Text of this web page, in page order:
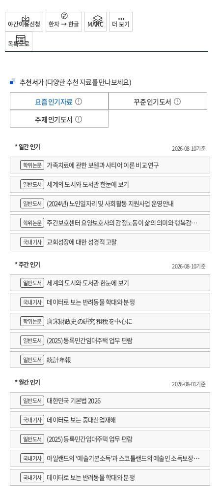
생일 축하 노래를 부르며 누군가의 이름을 기꺼이 불러주겠노라 새로이 다짐하게
되는 「생일」을 감상한 순간 등 둘이 나눈 편지 속에 겹겹이 쌓이는 의미들은 한
편의 영화를 좀 더 깊이 이해하고 공감할 수 있도록 이끈다.
한편으로는 언어를 다루는 시인과 소설가이자 친밀한 두 사람 사이에 오가는 대화
질문에 기꺼이 “인간은 아름다워야 한다고” 답하고, “한 사람이 한 사람의 ‘유일한
청자’가 되어주는 일을 사랑”이라고 정의하기도 하며, ‘싫다’는 말 한마디 앞에서도
“싫은 마음과 좋은 마음은 대개 조금씩 섞여 있고 가끔은 어떤 마음도 우세하지 않은
상태”라고 상세히 설명을 덧붙인다. 일상에서 마주하는 비극들 사이에서
희망을 내미는 두 사람. 독자는 그 희망을 속수무책으로 받아들일 수밖에 없다.
책 속에는 펜으로 애틋한 온기의 마음을 표현하는 봉현 작가의 극장 그림 6컷이
수록되었다. 현존하는 에무시네마, 서울아트시네마, 씨네큐브의 풍경과 지금은
사라진 단성사, 코아아트홀, 명보극장의 그림에는 떠올리기만 해도 기분 좋은
시절의 코멘트가 달렸다. 영화를 보고 서로에게 묻고 듣고 답하고 싶은 것들이
많았던 두 사람의 편지가 이 책을 펼쳐 읽는 당신에게도 틀림없이 다정한 위로로
도착할 것이다.
“구십구 방울의 슬픔이 아니라 한 방울의 기쁨으로 살아가면 좋겠습니다.”
상영 시간표에 맞춰 표를 찾고 어두컴컴한 극장에 들어가 좌석을 찾아 앉는다.
포근한 좌석에 등을 기대고 있으면 영사기에서 한 줄기 빛이 흘러나오며 영화의
시작을 알리는 오프닝이 시작된다. 김현은 혼자 영화관에 가는 것을 위안으로
삼으며 질풍노도의 먹고살기, 사무생활기, 인간관계기를 견뎌왔다. 조해진은 영화
자체를 떠나 스크린 바깥의 것들로 그 영화를 기억하기도 한다. 영화를 본 극장의
분위기, 영화를 볼 때의 마음, 엔딩 곡과 자막을 신호로 현실의 스위치가 켜질 때의
아연함……. 시인은 소설가를 “속마음에 걸려 바깥에서 넘어지는 사람”이라
칭하고, 소설가는 시인에게 “멀리 있어도, 자주 만나지 못해도, 나를 걱정하는
시인님의 다정이 전해”진다고 말한다. 두 사람의 편지는 말하기에는 쑥스러웠던 속
깊은 이야기와 서로를 향한 마음을 꾹꾹 눌러 담아 “글자로 된 우정의 숲”으로
탄생한다.
1부 「상영 시간표를 상영해주세요」에서는 각자 품고 있던 고민에서 시작해
‘슬픔의 형태보다는 기쁨의 방식’을 찾는 방향으로 흐른다. ‘봄의 강아지’처럼
폴짝폴짝 뛰는 시인의 모습을 떠올려본 조해진의 편지에, 김현은 “바다와
기암절벽으로 이루어진 길을 어느 봄날엔가 누나와 함께 걸어도 좋을 것 같다”라고
답한다. 소중한 이를 떠나보낸 상실의 아픔 앞에서 삶의 유한함을 깨닫는 날들
가운데 “환대하고 환대받은 날을, 웃고 떠들며 맛있는 것을 나눠먹고 체온을 나누고
손끝으로 감정을 느끼던 순간들”은 영화 속 명장면처럼 뇌리에 깊게 박혀 삶의
슬픔을 중화시키는 ‘한 방울의 기쁨’이 된다.
“사는 동안 더 많은 기쁨을 누리자”는 다짐은 소소한 사랑의 모습을 구체적인
가까이 어울려 지냈던 친구의 죽음 때문입니다. 산다는 건 기쁨의 흔적들을 남기는
일이며 그런 것들이 살아남은 자들의 슬픔을 중화시키기도 한다는 사실을 처음으로
체감했습니다. 가까운 사람이 홀연히 떠나는 슬픔을 앞으로 몇 번이나 더 경험하게
될까요?
사람의 “유일한 청자”가 되어주는 일을 사랑이라고 말한다면 어떨까요.
[P. 35~36] 어리석게도 그때 나는 말이야, 외로움은 느린 사람에게, 가만히 서 있는
사람에게, 우두커니 앉아 있는 사람에게, 발길을 잘 떼지 않고 한곳을 응시하는
사람에게, 멈춰 있는 사람에게 찾아오는 거라고 믿었어. 활력이 넘쳤지. 근데
외로움과 끝나지 않을 것 같은 결투도 다 힘이 남아돌아야 할 수 있는 거더라. 머리에
새치가 하나둘 생기고 보니 외로워서 뜨거웠던 시절은 지나갔구나, 하고 나를 홀로
세워두게 되더라. 비로소 고독해지더라. 내가 아니라 네가 보이고, 들리고,
느껴지더라. 아, 저이는 지금 얼마나 외로울까, 하고.
누나, 이 겨울에 나는 타인의 외로움이나 우울을 번역하는 데에 마음 쓰고 있어.
다가가서 물어보곤 해.
너는 누구니?
어디서 왔니?
누나, 서로 얼굴을 마주하고 앉는 것이 외로움과 잘 사귀어 지내는 방법이더라.
목록으로
야간이용신청 한자 → 한글 MARC 더 보기
추천서가(다양한 추천 자료를 만나보세요)
요즘 인기자료
꾸준 인기도서
주제 인기도서
* 일간 인기
2026-08-10기준
학위논문
가족치료에 관한 보웬과 사티어 이론 비교 연구
일반도서 세계의 도시와 도서관 한눈에 보기
일반도서 (2024년) 노인일자리 및 사회활동 지원사업 운영안내
학위논문
주간보호센터 요양보호사의 감정노동이 삶의 의미와 행복감에
미치는 영향 : 직무스트레스의 매개효과 검증
국내기사 교회성장에 대한 성경적 고찰
* 주간 인기
2026-08-10기준
일반도서
세계의 도시와 도서관 한눈에 보기
국내기사 데이터로 보는 반려동물 학대와 분쟁
학위논문 唐宋財政史の硏究 租稅を中心に
일반도서 (2025) 등록민간임대주택 업무 편람
일반도서 統計年報
* 월간 인기
2026-08-01기준
일반도서
대한민국 기본법 2026
국내기사 데이터로 보는 중대산업재해
일반도서 (2025) 등록민간임대주택 업무 편람
국내기사
아일랜드의 ‘예술기본소득’과 스코틀랜드의 예술인 소득보장정
책 논의
국내기사 데이터로 보는 반려동물 학대와 분쟁